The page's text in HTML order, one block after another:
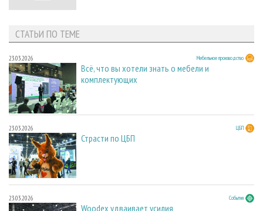
СТАТЬИ ПО ТЕМЕ
23.03.2026 Мебельное производство
Всё, что вы хотели знать о мебели и
комплектующих
23.03.2026 ЦБП
Страсти по ЦБП
23.03.2026 События
Woodex удваивает усилия